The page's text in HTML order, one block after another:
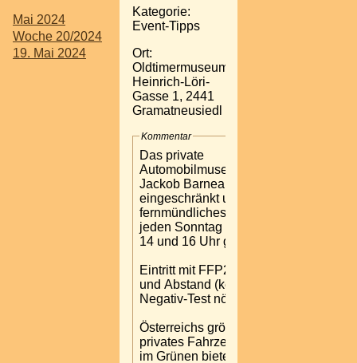
Mai 2024
Woche 20/2024
19. Mai 2024
Kategorie:
Event-Tipps
Ort:
Oldtimermuseum
Heinrich-Löri-
Gasse 1, 2441
Gramatneusiedl
Kommentar
Das private
Automobilmuseum des Dr.
Jackob Barnea ist nur
eingeschränkt und gegen
fernmündliches Aviso fast
jeden Sonntag zwischen
14 und 16 Uhr geöffnet.
Eintritt mit FFP2-Maske
und Abstand (kein
Negativ-Test nötig).
Österreichs größtes
privates Fahrzeugmuseum
im Grünen bietet an: